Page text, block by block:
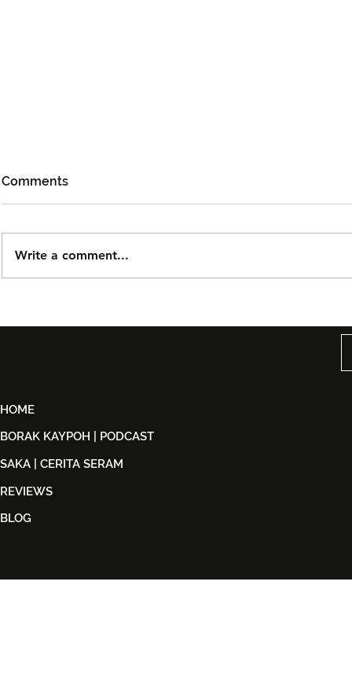
Malaysia
Comments
Write a comment...
HOME
BORAK KAYPOH | PODCAST
SAKA | CERITA SERAM
REVIEWS
BLOG